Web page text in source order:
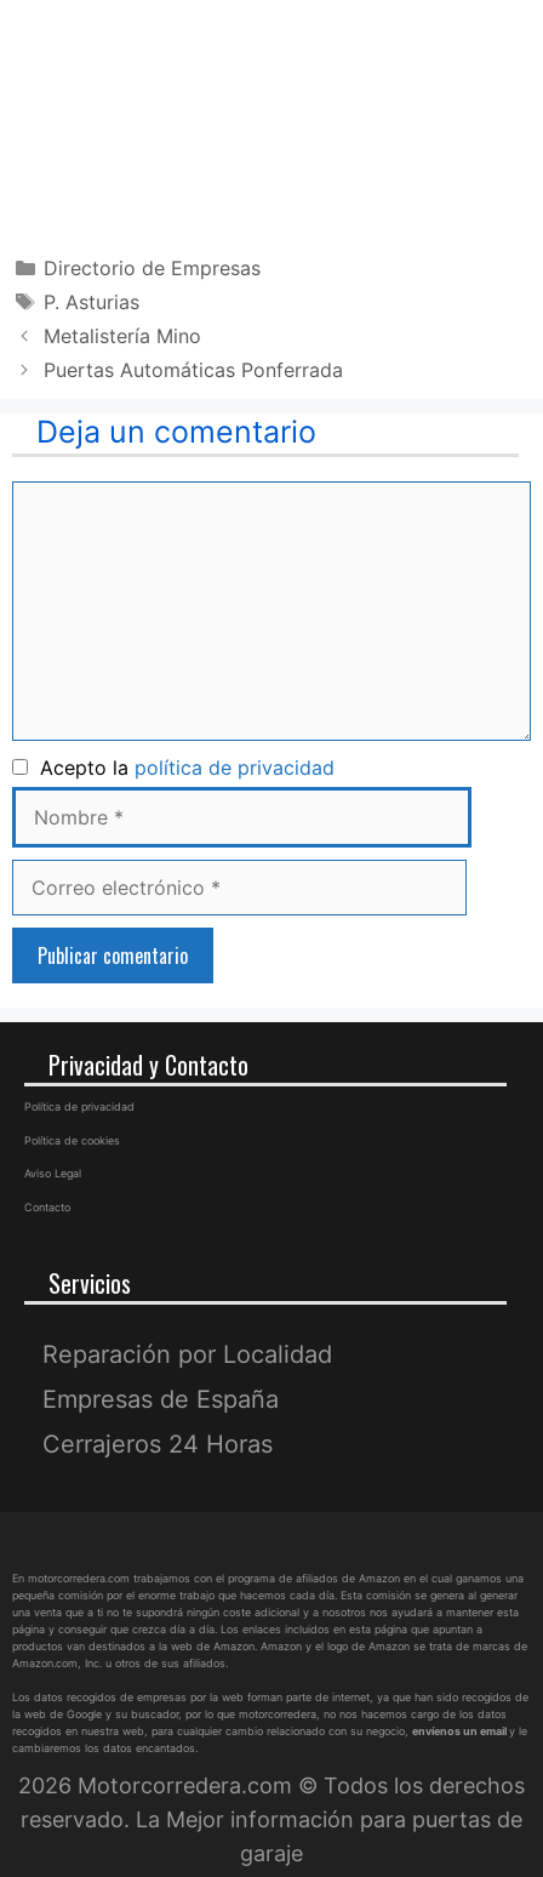
Categorías
Directorio de Empresas
Etiquetas
P. Asturias
Metalistería Mino
Puertas Automáticas Ponferrada
Deja un comentario
Acepto la política de privacidad
Privacidad y Contacto
Política de privacidad
Política de cookies
Aviso Legal
Contacto
Servicios
Reparación por Localidad
Empresas de España
Cerrajeros 24 Horas
En motorcorredera.com trabajamos con el programa de afiliados de Amazon en el cual ganamos una
pequeña comisión por el enorme trabajo que hacemos cada día. Esta comisión se genera al generar
una venta que a ti no te supondrá ningún coste adicional y a nosotros nos ayudará a mantener esta
página y conseguir que crezca día a día. Los enlaces incluidos en esta página que apuntan a
productos van destinados a la web de Amazon. Amazon y el logo de Amazon se trata de marcas de
Amazon.com, Inc. u otros de sus afiliados.
Los datos recogidos de empresas por la web forman parte de internet, ya que han sido recogidos de
la web de Google y su buscador, por lo que motorcorredera, no nos hacemos cargo de los datos
recogidos en nuestra web, para cualquier cambio relacionado con su negocio, envíenos un emaily le
cambiaremos los datos encantados.
2026 Motorcorredera.com © Todos los derechos
reservado. La Mejor información para puertas de
garaje